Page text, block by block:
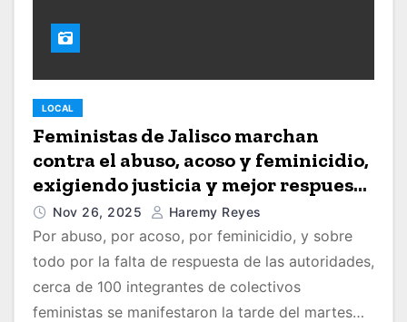
LOCAL
Feministas de Jalisco marchan
contra el abuso, acoso y feminicidio,
exigiendo justicia y mejor respuesta
de autoridades
Nov 26, 2025 Haremy Reyes
Por abuso, por acoso, por feminicidio, y sobre
todo por la falta de respuesta de las autoridades,
cerca de 100 integrantes de colectivos
feministas se manifestaron la tarde del martes…